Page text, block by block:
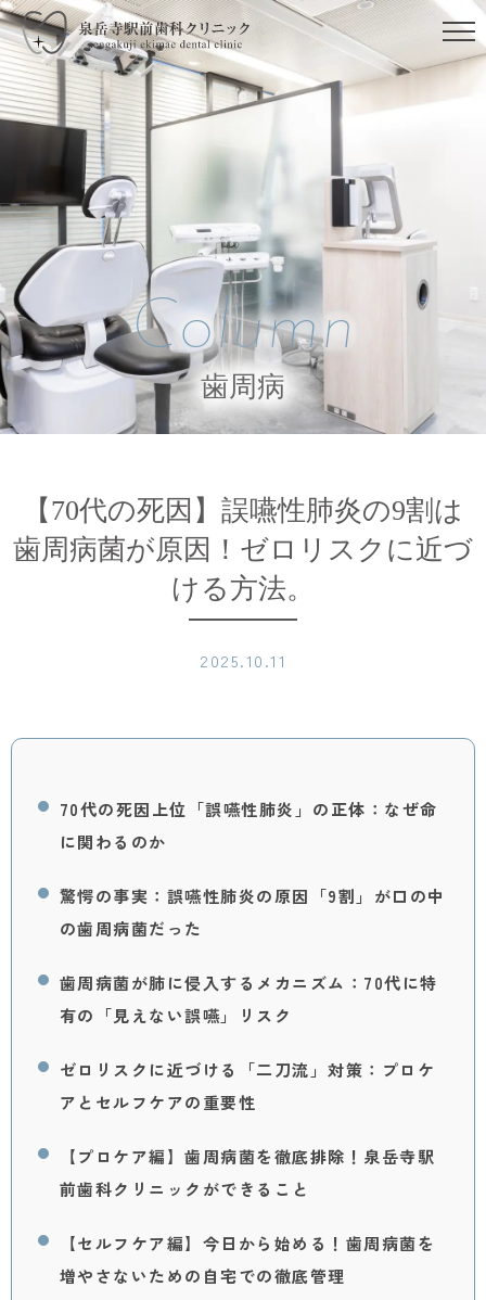
Column
歯周病
【70代の死因】誤嚥性肺炎の9割は
歯周病菌が原因！ゼロリスクに近づ
ける方法。
2025.10.11
70代の死因上位「誤嚥性肺炎」の正体：なぜ命
に関わるのか
驚愕の事実：誤嚥性肺炎の原因「9割」が口の中
の歯周病菌だった
歯周病菌が肺に侵入するメカニズム：70代に特
有の「見えない誤嚥」リスク
ゼロリスクに近づける「二刀流」対策：プロケ
アとセルフケアの重要性
【プロケア編】歯周病菌を徹底排除！泉岳寺駅
前歯科クリニックができること
【セルフケア編】今日から始める！歯周病菌を
増やさないための自宅での徹底管理